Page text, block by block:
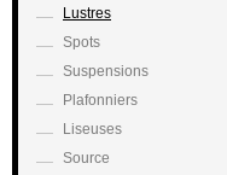
Lustres
Spots
Suspensions
Plafonniers
Liseuses
Source